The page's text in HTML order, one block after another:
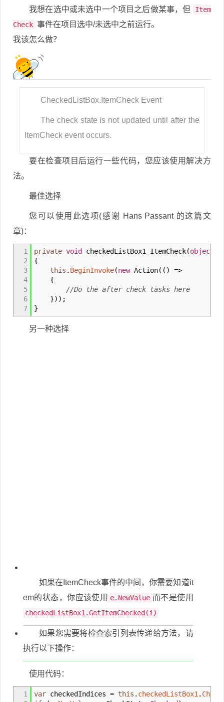
我想在选中或未选中一个项目之后做某事，但
Item
Check 事件在项目选中/未选中之前运行。
我该怎么做？
CheckedListBox.ItemCheck Event
The check state is not updated until after the
ItemCheck event occurs.
要在检查项目后运行一些代码，您应该使用解决方
法。
最佳选择
您可以使用此选项(感谢 Hans Passant 的这篇文
章)：
1
2
3
4
5
6
7
private void checkedListBox1_ItemCheck(object
{
this . BeginInvoke(newAction( ( )
=>
{
//Do the after check tasks here
}) ) ;
}
另一种选择
如果在ItemCheck事件的中间，你需要知道it
em的状态，你应该使用 e.NewValue 而不是使用
checkedListBox1.GetItemChecked(i)
如果您需要将检查索引列表传递给方法，请
执行以下操作：
使用代码：
1
var checkedIndices = this . checkedListBox1 .